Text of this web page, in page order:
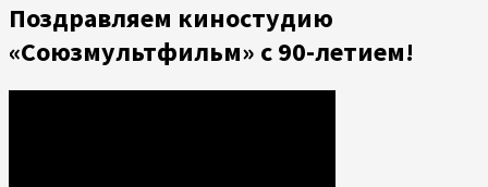
Поздравляем киностудию
«Союзмультфильм» с 90-летием!